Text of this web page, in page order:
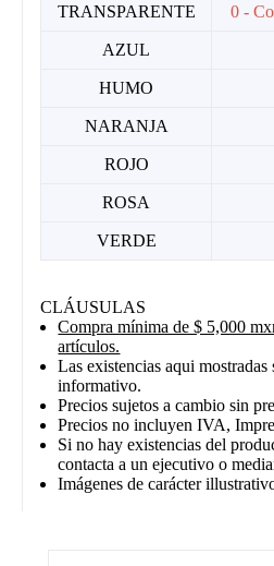
TRANSPARENTE 0 -
AZUL
HUMO
NARANJA
ROJO
ROSA
VERDE
CLÁUSULAS
Compra mínima de $ 5,000
artículos.
Las existencias aqui mostradas
informativo.
Precios sujetos a cambio sin
Precios no incluyen IVA,
Si no hay existencias del
contacta a un ejecutivo o
Imágenes de carácter